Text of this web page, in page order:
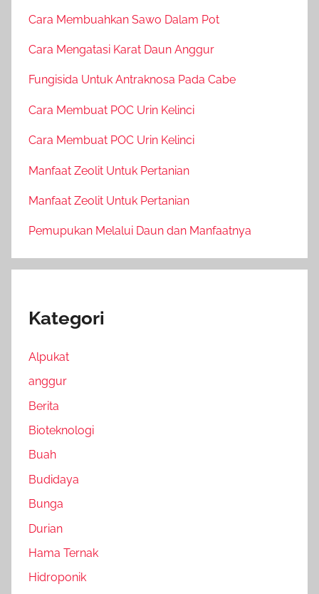
Cara Membuahkan Sawo Dalam Pot
Cara Mengatasi Karat Daun Anggur
Fungisida Untuk Antraknosa Pada Cabe
Cara Membuat POC Urin Kelinci
Cara Membuat POC Urin Kelinci
Manfaat Zeolit Untuk Pertanian
Manfaat Zeolit Untuk Pertanian
Pemupukan Melalui Daun dan Manfaatnya
Kategori
Alpukat
anggur
Berita
Bioteknologi
Buah
Budidaya
Bunga
Durian
Hama Ternak
Hidroponik